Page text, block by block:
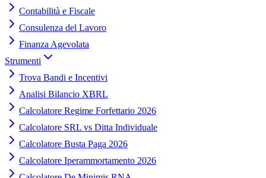
Contabilità e Fiscale
Consulenza del Lavoro
Finanza Agevolata
Strumenti
Trova Bandi e Incentivi
Analisi Bilancio XBRL
Calcolatore Regime Forfettario 2026
Calcolatore SRL vs Ditta Individuale
Calcolatore Busta Paga 2026
Calcolatore Iperammortamento 2026